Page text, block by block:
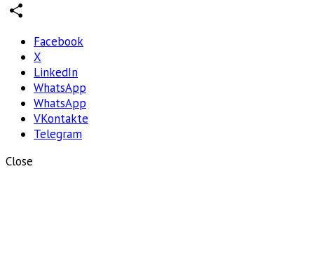
WhatsApp
Facebook
X
LinkedIn
WhatsApp
WhatsApp
VKontakte
Telegram
Close